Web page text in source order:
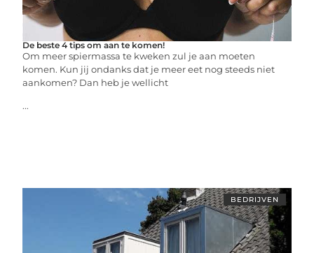
De beste 4 tips om aan te komen!
Om meer spiermassa te kweken zul je aan moeten
komen. Kun jij ondanks dat je meer eet nog steeds niet
aankomen? Dan heb je wellicht
...
BEDRIJVEN